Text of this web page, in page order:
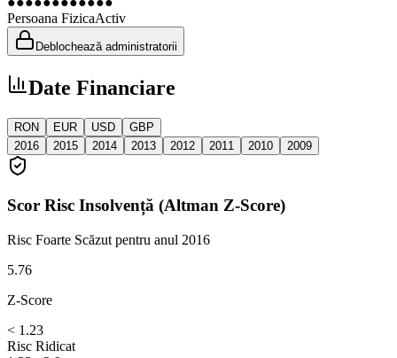
Persoana FizicaActiv
Deblochează administratorii
Date Financiare
RON EUR USD
GBP
2016
2015 2014 2013 2012 2011 2010 2009
Scor Risc Insolvență (Altman Z-Score)
Risc Foarte Scăzut pentru anul 2016
5.76
Z-Score
< 1.23
Risc Ridicat